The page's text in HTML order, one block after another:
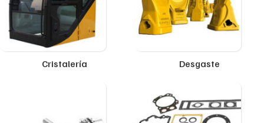
Cristalería Desgaste